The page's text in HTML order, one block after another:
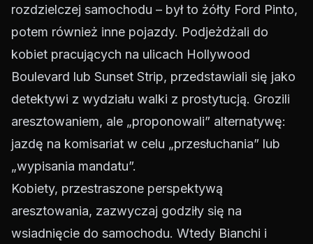
rozdzielczej samochodu – był to żółty Ford Pinto,
potem również inne pojazdy. Podjeżdżali do
kobiet pracujących na ulicach Hollywood
Boulevard lub Sunset Strip, przedstawiali się jako
detektywi z wydziału walki z prostytucją. Grozili
aresztowaniem, ale „proponowali” alternatywę:
jazdę na komisariat w celu „przesłuchania” lub
„wypisania mandatu”.
Kobiety, przestraszone perspektywą
aresztowania, zazwyczaj godziły się na
wsiadnięcie do samochodu. Wtedy Bianchi i